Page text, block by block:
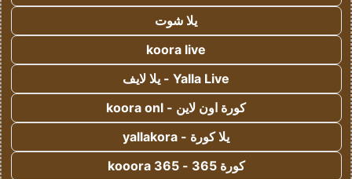
يلا شوت
koora live
Yalla Live - يلا لايف
كورة اون لاين - koora onl
يلا كورة - yallakora
كورة 365 - kooora 365